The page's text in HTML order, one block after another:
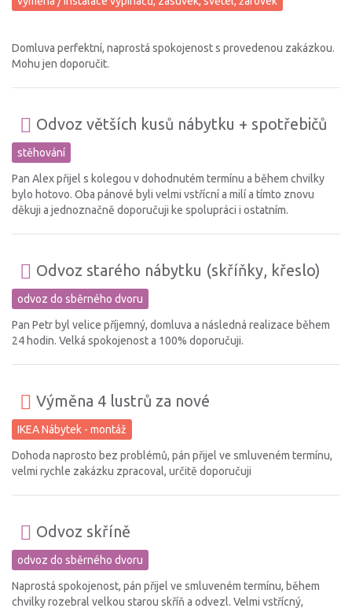
Domluva perfektní, naprostá spokojenost s provedenou zakázkou.
Mohu jen doporučit.
Odvoz větších kusů nábytku + spotřebičů
stěhování
Pan Alex přijel s kolegou v dohodnutém termínu a během chvilky
bylo hotovo. Oba pánové byli velmi vstřícní a milí a tímto znovu
děkuji a jednoznačně doporučuji ke spolupráci i ostatním.
Odvoz starého nábytku (skříňky, křeslo)
odvoz do sběrného dvoru
Pan Petr byl velice příjemný, domluva a následná realizace během
24 hodin. Velká spokojenost a 100% doporučuji.
Výměna 4 lustrů za nové
IKEA Nábytek - montáž
Dohoda naprosto bez problémů, pán přijel ve smluveném termínu,
velmi rychle zakázku zpracoval, určitě doporučuji
Odvoz skříně
odvoz do sběrného dvoru
Naprostá spokojenost, pán přijel ve smluveném termínu, během
chvilky rozebral velkou starou skříň a odvezl. Velmi vstřícný,